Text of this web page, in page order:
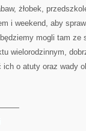
żłobek,
i weekend, aby
mogli tam ze
wielorodzinnym,
ich o atuty oraz wady